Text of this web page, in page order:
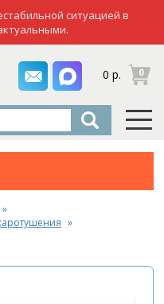
ситуацией в
0 р. 0